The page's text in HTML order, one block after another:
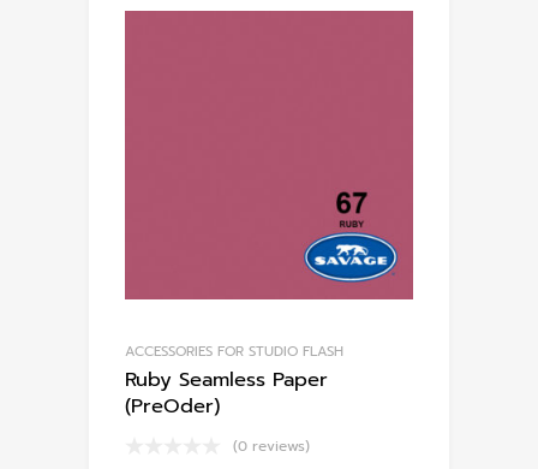
ACCESSORIES FOR STUDIO FLASH
Ruby Seamless Paper
(PreOder)
(0 reviews)